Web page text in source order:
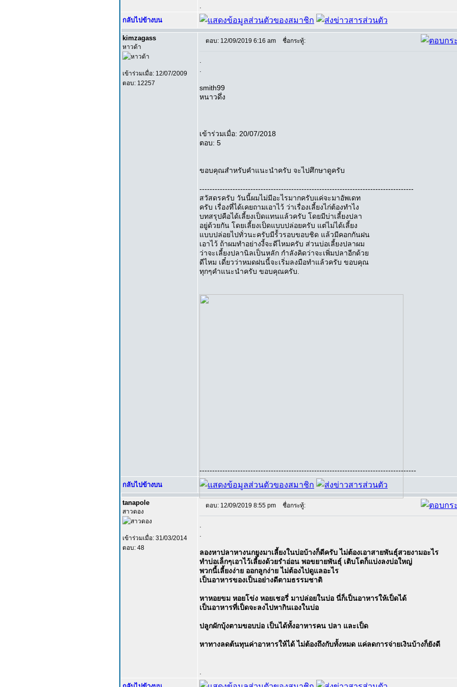
กลับไปข้างบน
kimzagass
หาวด้า
เข้าร่วมเมื่อ: 12/07/2009
ตอบ: 12257
ตอบ: 12/09/2019 6:16 am ชื่อกระทู้:
smith99
หนาวดึ่ง
เข้าร่วมเมื่อ: 20/07/2018
ตอบ: 5
ขอบคุณสำหรับคำแนะนำครับ จะไปศึกษาดูครับ
------------------------------------------------------------------------------------
สวัสดรครับ วันนี้ผมไม่มีอะไรมากครับแค่จะมาอัพเดท
ครับ เรื่องที่ได้เคยถามเอาไว้ ว่าเรื่องเลี้ยงไก่ต้องทำไง
บทสรุปคือได้เลี้ยงเป็ดแทนแล้วครับ โดยมีบ่าเลี้ยงปลา
อยู่ด้วยกัน โดยเลี้ยงเป็ดแบบปล่อยครับ แต่ไม่ได้เลี้ยง
แบบปล่อยไปทั่วนะครับมีร้้วรอบขอบชิด แล้วมีคอกกันฝน
เอาไว้ ถ้าผมทำอย่างงี้จะดีไหมครับ ส่วนบ่อเลี้ยงปลาผม
ว่าจะเลี้ยงปลานิลเป็นหลัก กำลังคิดว่าจะเพิ่มปลาอีกด้วย
ดีไหม เดี๋ยวว่าหมดฝนนี้จะเริ่มลงมือทำแล้วครับ ขอบคุณ
ทุกๆคำแนะนำครับ ขอบคุณครับ.
-------------------------------------------------------------------------------------
กลับไปข้างบน
tanapole
สาวดอง
เข้าร่วมเมื่อ: 31/03/2014
ตอบ: 48
ตอบ: 12/09/2019 8:55 pm ชื่อกระทู้:
ลองหาปลาหางนกยูงมาเลี้ยงในบ่อบ้างก็ดีครับ ไม่ต้องเอาสายพันธุ์สวยงามอะไร
ทำบ่อเล็กๆเอาไว้เลี้ยงด้วยรำอ่อน พอขยายพันธุ์ เติบโตก็แบ่งลงบ่อใหญ่
พวกนี้เลี้ยงง่าย ออกลูกง่าย ไม่ต้องไปดูแลอะไร
เป็นอาหารของเป็นอย่างดีตามธรรมชาติ
หาหอยขม หอยโข่ง หอยเชอรี่ มาปล่อยในบ่อ นี่ก็เป็นอาหารให้เป็ดได้
เป็นอาหารที่เป็ดจะลงไปหากินเองในบ่อ
ปลูกผักบุ้งตามขอบบ่อ เป็นได้ทั้งอาหารคน ปลา และเป็ด
หาทางลดต้นทุนค่าอาหารให้ได้ ไม่ต้องถึงกับทั้งหมด แค่ลดการจ่ายเงินบ้างก็ยังดี